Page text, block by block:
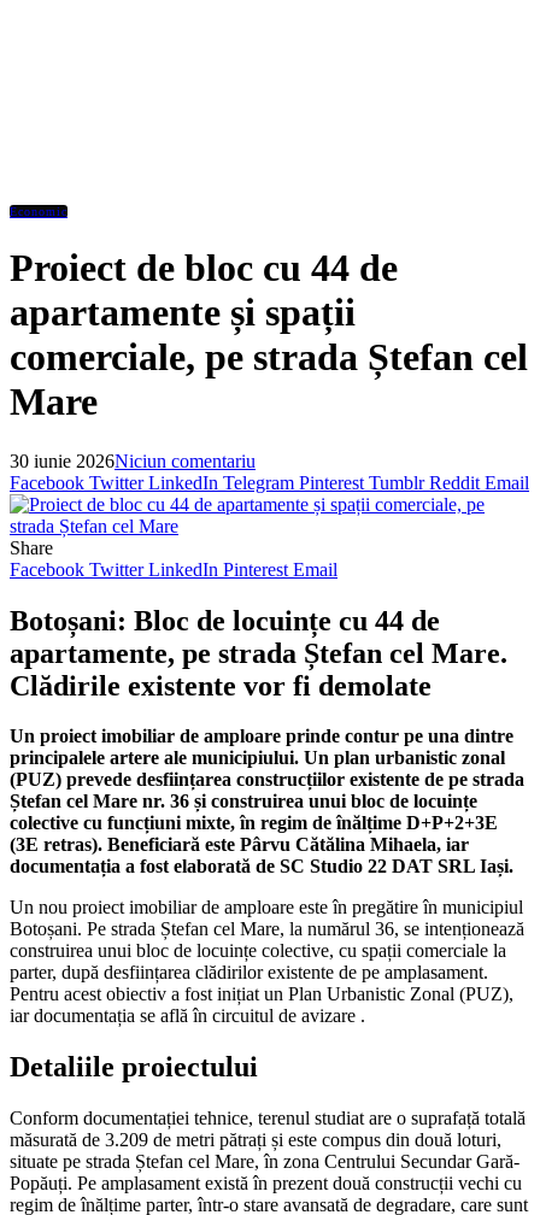
Economic
Proiect de bloc cu 44 de
apartamente și spații
comerciale, pe strada Ștefan cel
Mare
30 iunie 2026Niciun comentariu
Facebook Twitter LinkedIn Telegram Pinterest Tumblr Reddit Email
Share
Facebook Twitter LinkedIn Pinterest Email
Botoșani: Bloc de locuințe cu 44 de
apartamente, pe strada Ștefan cel Mare.
Clădirile existente vor fi demolate
Un proiect imobiliar de amploare prinde contur pe una dintre
principalele artere ale municipiului. Un plan urbanistic zonal
(PUZ) prevede desființarea construcțiilor existente de pe strada
Ștefan cel Mare nr. 36 și construirea unui bloc de locuințe
colective cu funcțiuni mixte, în regim de înălțime D+P+2+3E
(3E retras). Beneficiară este Pârvu Cătălina Mihaela, iar
documentația a fost elaborată de SC Studio 22 DAT SRL Iași.
Un nou proiect imobiliar de amploare este în pregătire în municipiul
Botoșani. Pe strada Ștefan cel Mare, la numărul 36, se intenționează
construirea unui bloc de locuințe colective, cu spații comerciale la
parter, după desființarea clădirilor existente de pe amplasament.
Pentru acest obiectiv a fost inițiat un Plan Urbanistic Zonal (PUZ),
iar documentația se află în circuitul de avizare .
Detaliile proiectului
Conform documentației tehnice, terenul studiat are o suprafață totală
măsurată de 3.209 de metri pătrați și este compus din două loturi,
situate pe strada Ștefan cel Mare, în zona Centrului Secundar Gară-
Popăuți. Pe amplasament există în prezent două construcții vechi cu
regim de înălțime parter, într-o stare avansată de degradare, care sunt